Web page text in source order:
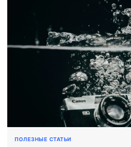
ПОЛЕЗНЫЕ СТАТЬИ